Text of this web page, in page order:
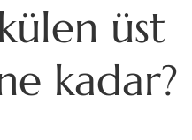
üst
kadar?